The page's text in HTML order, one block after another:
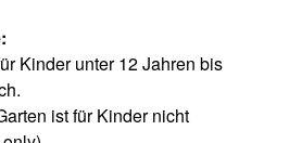
Kinder unter 12 Jahren bis
ist für Kinder nicht